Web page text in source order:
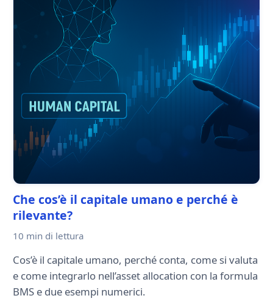
Che cos’è il capitale umano e perché è
rilevante?
10 min di lettura
Cos’è il capitale umano, perché conta, come si valuta
e come integrarlo nell’asset allocation con la formula
BMS e due esempi numerici.